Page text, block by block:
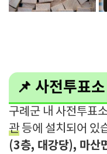
📌 사전투표소
구례군 내 사전투표
관등에 설치되어 있
(3층, 대강당), 마산